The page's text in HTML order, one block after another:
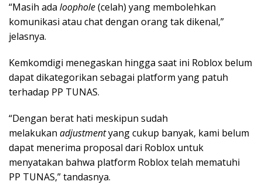
“Masih ada loophole(celah) yang membolehkan
komunikasi atau chat dengan orang tak dikenal,”
jelasnya.
Kemkomdigi menegaskan hingga saat ini Roblox belum
dapat dikategorikan sebagai platform yang patuh
terhadap PP TUNAS.
“Dengan berat hati meskipun sudah
melakukan adjustmentyang cukup banyak, kami belum
dapat menerima proposal dari Roblox untuk
menyatakan bahwa platform Roblox telah mematuhi
PP TUNAS,” tandasnya.